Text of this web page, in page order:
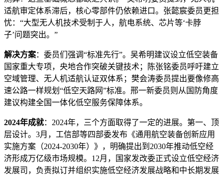
适航审定体系滞后，核心零部件仍依赖进口。张懿宸委员更担
忧：“大型无人机技术受制于人，航电系统、芯片等‘卡脖
子’问题突出。”
解决方案：委员们强调“标准先行”。吴希明建议设立低空装备
国家重大专项，央地合作突破关键技术；陈张铭委员呼吁建立
空域管理、无人机适航认证双体系；樊会涛委员提出要像修高
速公路一样规划“低空天路网”标准。邢一新委员则从国防角度
建议构建全国一体化低空服务保障体系。
2024年成就：2024年，三个方面取得了一定的进展。第一、顶
层设计。3月，工信部等四部委发布《通用航空装备创新应用
实施方案（2024-2030年）》，明确提出到2030年推动低空经
济形成万亿级市场规模。12月，国家发改委正式设立低空经济
发展司，负责拟订并组织实施低空经济发展战略和中长期发展